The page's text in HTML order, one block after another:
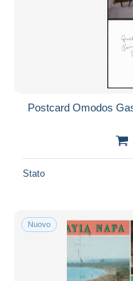
Postcard Omodos
Stato
Nuovo